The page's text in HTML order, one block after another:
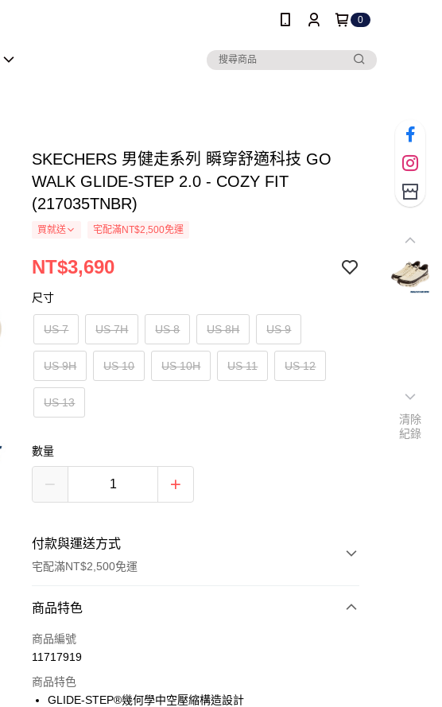
0
SKECHERS 男健走系列 瞬穿舒適科技 GO
WALK GLIDE-STEP 2.0 - COZY FIT
(217035TNBR)
買就送 宅配滿NT$2,500免運
NT$3,690
尺寸
US 7 US 7H US 8 US 8H US 9
US 9H US 10 US 10H US 11 US 12
US 13
數量
付款與運送方式
宅配滿NT$2,500免運
付款方式
信用卡一次付款
大哥付你分期
商品特色
商品編號
11717919
商品特色
GLIDE-STEP®幾何學中空壓縮構造設計
清除
紀錄